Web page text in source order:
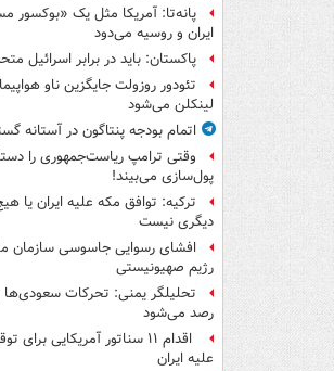
پانه‌تا: آمریکا مثل یک «بوکسور
ایران و روسیه می‌دود
پاکستان: باید در برابر اسرائیل
تئودور روزولت جایگزین ناو
لینکلن می‌شود
اتمام بودجه پنتاگون در آستانه
وقتی ترامپ ریاست‌جمهوری را
پول‌سازی می‌بیند!
ترکیه: توافق مکه علیه ایران یا
دیگری نیست
افشای رسوایی جاسوسی سازمان
رژیم صهیونیستی
تحلیلگر یمنی: تحرکات
رصد می‌شود
اقدام ۱۱ سناتور آمریکایی
علیه ایران